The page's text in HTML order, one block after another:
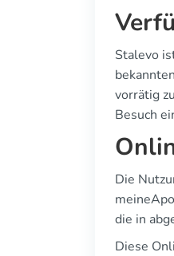
Stalevo
vorrätig
Besuch
Die
die in
Diese